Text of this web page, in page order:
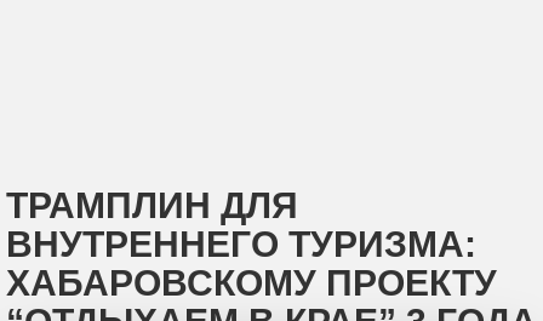
ТРАМПЛИН ДЛЯ
ВНУТРЕННЕГО ТУРИЗМА:
ХАБАРОВСКОМУ ПРОЕКТУ